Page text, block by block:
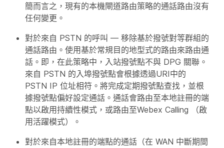
簡而言之，現有的本機閘道路由策略的通話路由沒有
任何變更。
對於來自 PSTN 的呼叫 — 移除基於撥號對等群組的
通話路由。使用基於常規目的地型式的路由來路由通
話。即，在此策略中，入站撥號點不與 DPG 關聯。
來自 PSTN 的入埠撥號點會根據透過URI中的
PSTN IP 位址相符。將完成定期撥號點查找，並根
據撥號點偏好設定通話。通話會路由至本地註冊的端
點以啟用持續性模式，或路由至Webex Calling （啟
用活躍模式）。
對於來自本地註冊的端點的通話（在 WAN 中斷期間